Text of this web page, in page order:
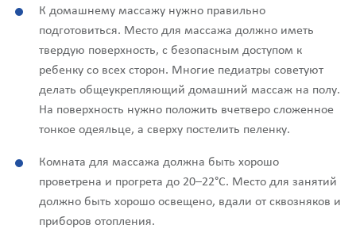
К домашнему массажу нужно правильно
подготовиться. Место для массажа должно иметь
твердую поверхность, с безопасным доступом к
ребенку со всех сторон. Многие педиатры советуют
делать общеукрепляющий домашний массаж на полу.
На поверхность нужно положить вчетверо сложенное
тонкое одеяльце, а сверху постелить пеленку.
Комната для массажа должна быть хорошо
проветрена и прогрета до 20–22°С. Место для занятий
должно быть хорошо освещено, вдали от сквозняков и
приборов отопления.